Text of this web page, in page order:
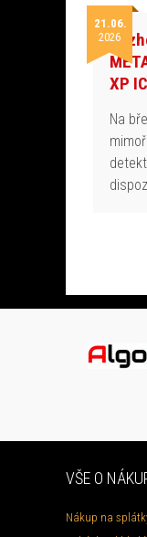
21.06.
2026
XP
Na
VŠE O
Nákup na